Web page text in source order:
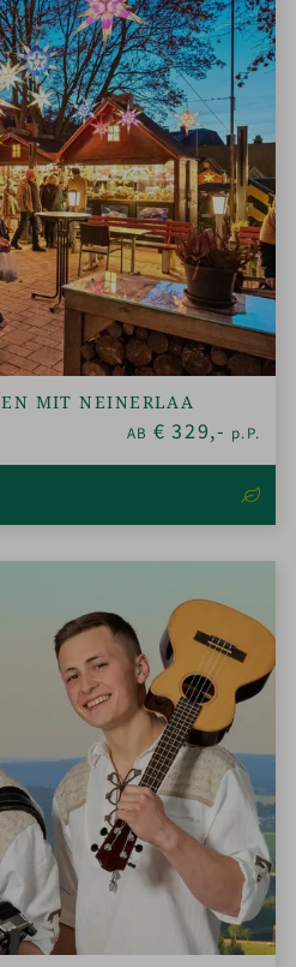
MIT NEINERLAA
AB € 329,- p.P.